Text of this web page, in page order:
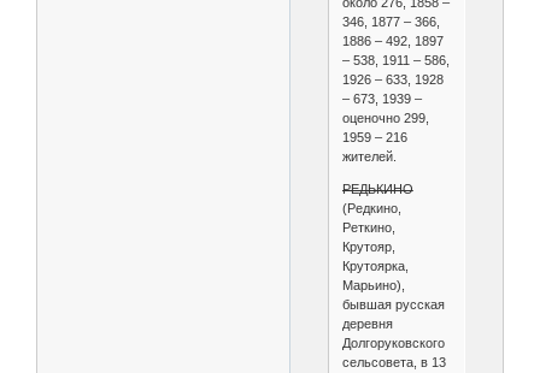
346, 1877 – 366,
1886 – 492, 1897
– 538, 1911 – 586,
1926 – 633, 1928
– 673, 1939 –
оценочно 299,
1959 – 216
жителей.
РЕДЬКИНО
(Редкино,
Реткино,
Крутояр,
Крутоярка,
Марьино),
бывшая русская
деревня
Долгоруковского
сельсовета, в 13